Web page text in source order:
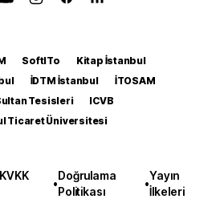
SoftITo
Kitap İstanbul
İDTM İstanbul
İTOSAM
Tesisleri
ICVB
Ticaret Üniversitesi
•
Doğrulama
Politikası
•
Yayın
İlkeleri